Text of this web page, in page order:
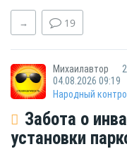
→ 19
Михаилавтор
2
04.08.2026 09:19
Народный
Забота о
установки